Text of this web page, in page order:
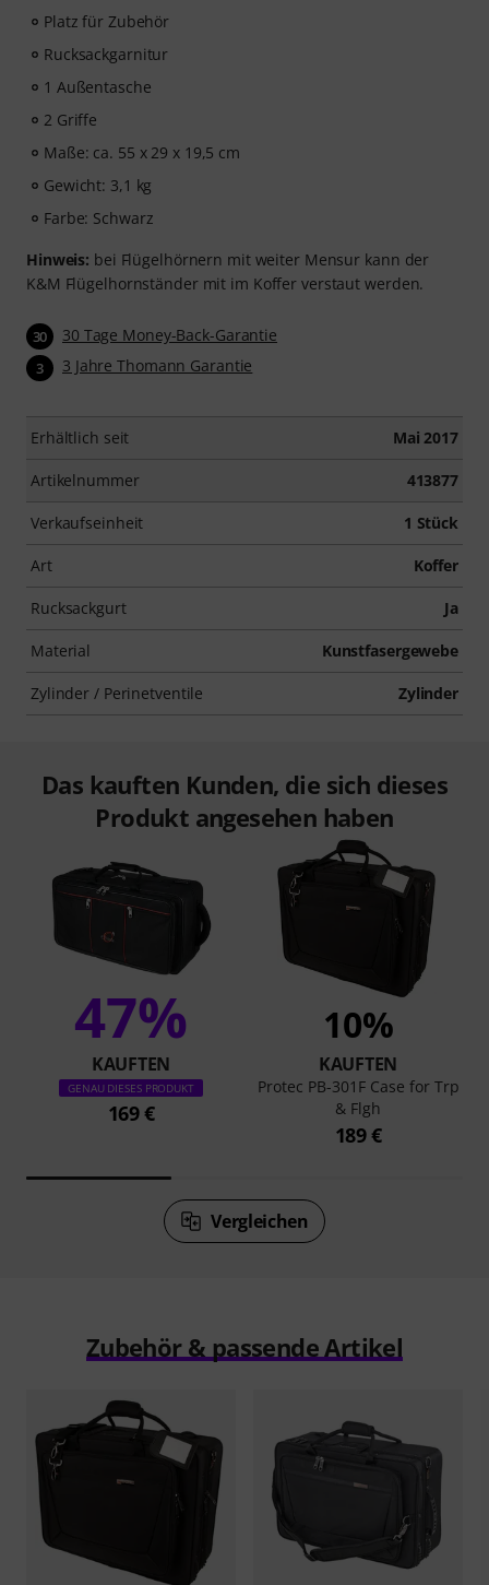
Platz für Zubehör
Rucksackgarnitur
1 Außentasche
2 Griffe
Maße: ca. 55 x 29 x 19,5 cm
Gewicht: 3,1 kg
Farbe: Schwarz
Hinweis: bei Flügelhörnern mit weiter Mensur kann der
K&M Flügelhornständer mit im Koffer verstaut werden.
30 30 Tage Money-Back-Garantie
3 3 Jahre Thomann Garantie
Erhältlich seit Mai 2017
Artikelnummer 413877
Verkaufseinheit 1 Stück
Art Koffer
Rucksackgurt Ja
Material Kunstfasergewebe
Zylinder / Perinetventile Zylinder
Das kauften Kunden, die sich dieses
Produkt angesehen haben
47%
KAUFTEN
GENAU DIESES PRODUKT
169 €
10%
KAUFTEN
Protec PB-301F Case for Trp
& Flgh
189 €
Vergleichen
Zubehör & passende Artikel